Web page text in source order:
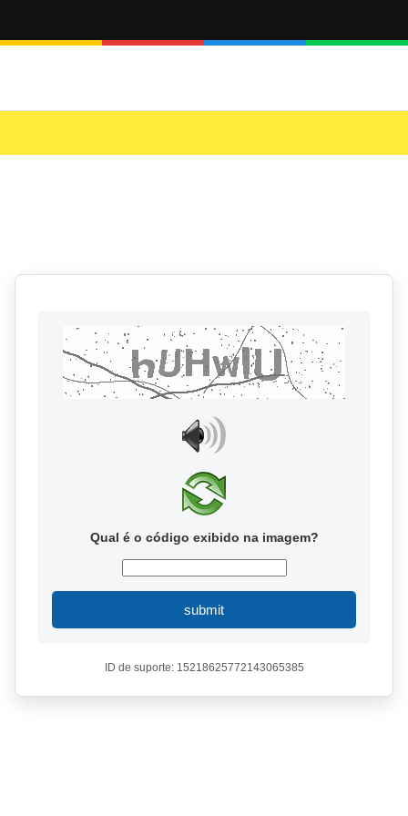
Qual é o código exibido na imagem?
submit
ID de suporte: 15218625772143065385